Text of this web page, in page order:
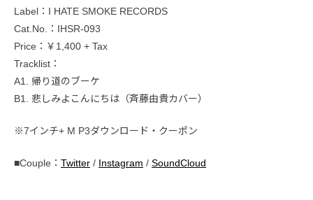
Label：I HATE SMOKE RECORDS
Cat.No.：IHSR-093
Price：￥1,400 + Tax
Tracklist：
A1. 帰り道のブーケ
B1. 悲しみよこんにちは（斉藤由貴カバー）
※7インチ+ M P3ダウンロード・クーポン
■Couple： Twitter / Instagram / SoundCloud